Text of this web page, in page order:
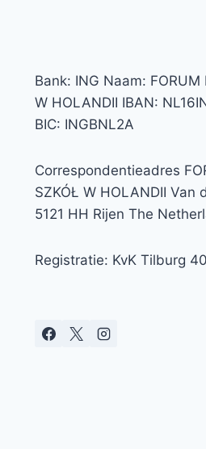
Bank: ING Naam: FORUM
W HOLANDII IBAN:
BIC: INGBNL2A
Correspondentieadres
SZKÓŁ W HOLANDII Van
5121 HH Rijen The
Registratie: KvK Tilburg